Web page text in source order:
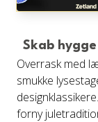
Skab
Overrask med
smukke
forny